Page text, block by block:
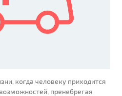
когда человеку приходится
пренебрегая